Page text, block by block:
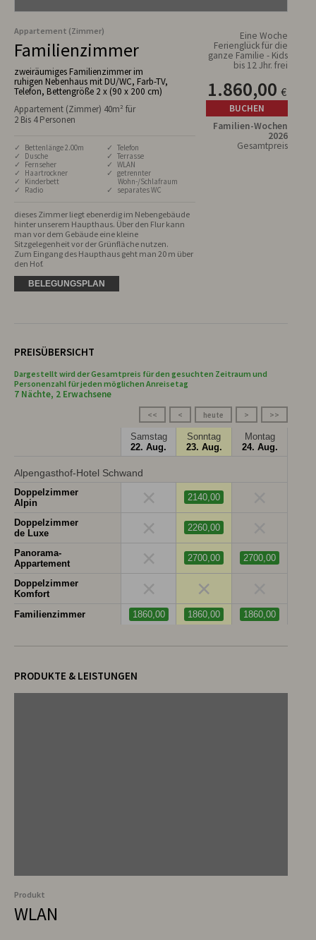
Appartement (Zimmer)
Familienzimmer
zweiräumiges Familienzimmer im
ruhigen Nebenhaus mit DU/WC, Farb-TV,
Telefon, Bettengröße 2 x (90 x 200 cm)
Appartement (Zimmer) 40m² für
2 Bis 4 Personen
✓ Bettenlänge 2.00m
✓ Dusche
✓ Fernseher
✓ Haartrockner
✓ Kinderbett
✓ Radio
✓ Telefon
✓ Terrasse
✓ WLAN
✓ getrennter
Wohn-/Schlafraum
✓ separates WC
dieses Zimmer liegt ebenerdig im Nebengebäude
hinter unserem Haupthaus. Über den Flur kann
man vor dem Gebäude eine kleine
Sitzgelegenheit vor der Grünfläche nutzen.
Zum Eingang des Haupthaus geht man 20 m über
den Hof.
Eine Woche
Ferienglück für die
ganze Familie - Kids
bis 12 Jhr. frei
1.860,00 €
BUCHEN
Familien-Wochen
2026
Gesamtpreis
BELEGUNGSPLAN
PREISÜBERSICHT
Dargestellt wird der Gesamtpreis für den gesuchten Zeitraum und
Personenzahl für jeden möglichen Anreisetag
7 Nächte, 2 Erwachsene
>>
>
heute
<
<<
Samstag
22. Aug.
Sonntag
23. Aug.
Montag
24. Aug.
Alpengasthof-Hotel Schwand
Doppelzimmer
Alpin
2140,00
Doppelzimmer
de Luxe
2260,00
Panorama-
Appartement
2700,00 2700,00
Doppelzimmer
Komfort
×
Familienzimmer 1860,00 1860,00 1860,00
PRODUKTE & LEISTUNGEN
Produkt
WLAN